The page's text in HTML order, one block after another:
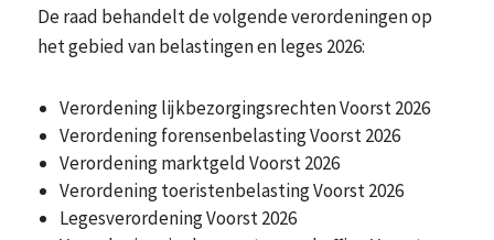
De raad behandelt de volgende verordeningen op
het gebied van belastingen en leges 2026:
Verordening lijkbezorgingsrechten Voorst 2026
Verordening forensenbelasting Voorst 2026
Verordening marktgeld Voorst 2026
Verordening toeristenbelasting Voorst 2026
Legesverordening Voorst 2026